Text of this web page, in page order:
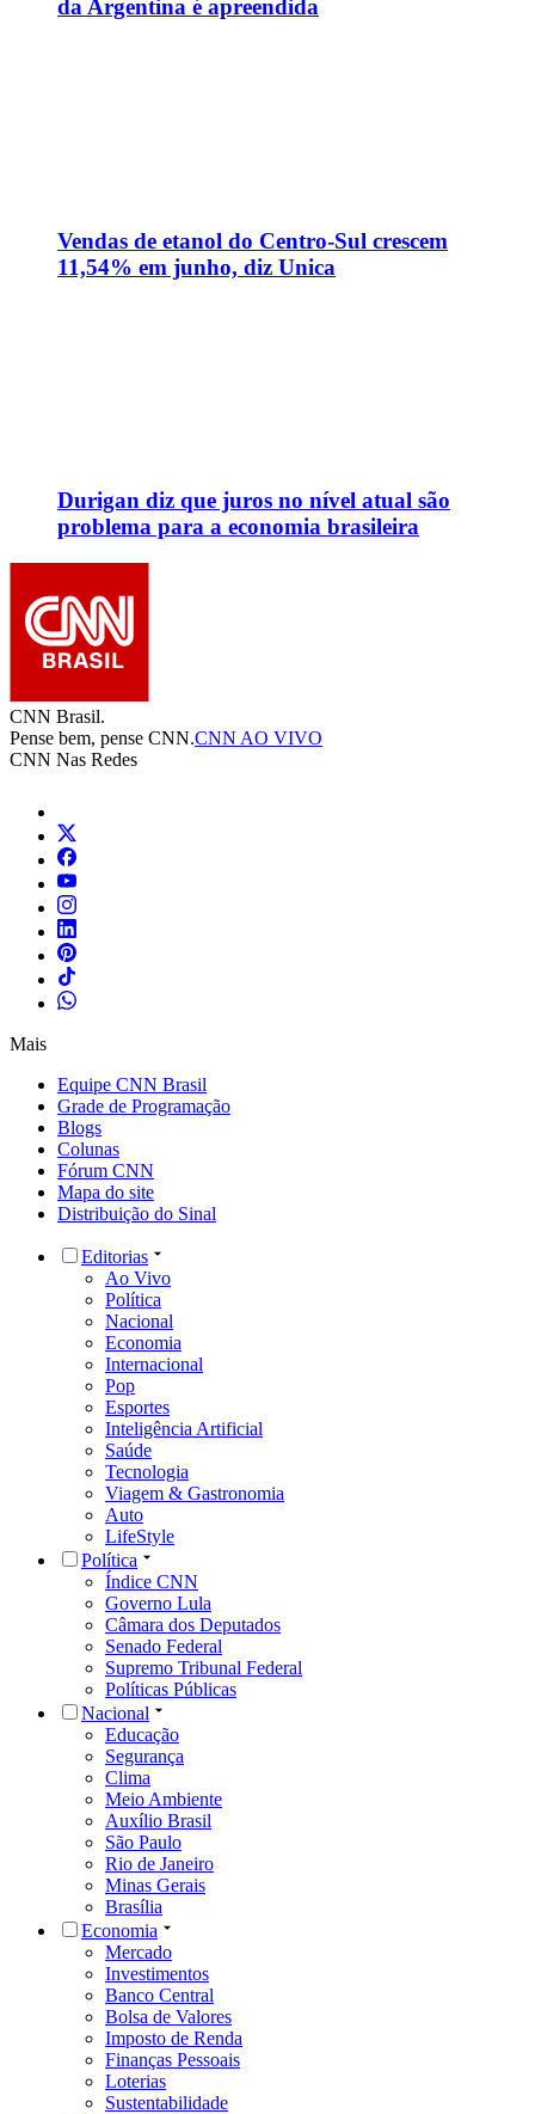
da Argentina é apreendida
Vendas de etanol do Centro-Sul crescem
11,54% em junho, diz Unica
Durigan diz que juros no nível atual são
problema para a economia brasileira
CNN Brasil.
Pense bem, pense CNN.CNN AO VIVO
CNN Nas Redes
Mais
Equipe CNN Brasil
Grade de Programação
Blogs
Colunas
Fórum CNN
Mapa do site
Distribuição do Sinal
Editorias
Ao Vivo
Política
Nacional
Economia
Internacional
Pop
Esportes
Inteligência Artificial
Saúde
Tecnologia
Viagem & Gastronomia
Auto
LifeStyle
Política
Índice CNN
Governo Lula
Câmara dos Deputados
Senado Federal
Supremo Tribunal Federal
Políticas Públicas
Nacional
Educação
Segurança
Clima
Meio Ambiente
Auxílio Brasil
São Paulo
Rio de Janeiro
Minas Gerais
Brasília
Economia
Mercado
Investimentos
Banco Central
Bolsa de Valores
Imposto de Renda
Finanças Pessoais
Loterias
Sustentabilidade